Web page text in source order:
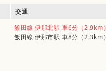
交通
飯田線 伊那北駅 車6分（2.9km）
飯田線 伊那市駅 車8分（2.3km）